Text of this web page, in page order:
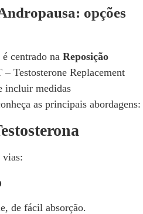
opções
centrado na Reposição
– Testosterone Replacement
incluir medidas
as principais abordagens:
vias:
de fácil absorção.